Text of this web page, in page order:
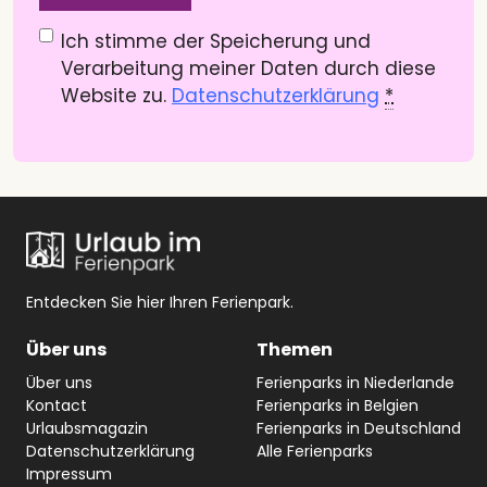
Datenschutzerklärung(Pflichtfeld)
Ich stimme der Speicherung und
Verarbeitung meiner Daten durch diese
Website zu. Datenschutzerklärung *
Entdecken Sie hier Ihren Ferienpark.
Über uns
Über uns
Kontact
Urlaubsmagazin
Datenschutzerklärung
Impressum
Themen
Ferienparks in Niederlande
Ferienparks in Belgien
Ferienparks in Deutschland
Alle Ferienparks